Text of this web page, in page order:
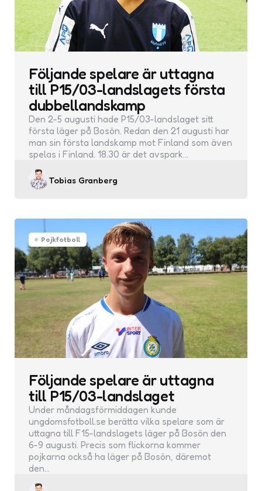
Följande spelare är uttagna
till P15/03-landslagets första
dubbellandskamp
Den 2-5 augusti hade P15/03-landslaget sitt
första läger på Bosön. Redan den 21 augusti har
man sin första landskamp mot Finland som även
spelas i Finland. 18.30 är det avspark…
Posted
Tobias Granberg
Pojkfotboll
Följande spelare är uttagna
till P15/03-landslaget
Under måndagsförmiddagen kunde
ungdomsfotboll.se berätta vilka spelare som är
uttagna till F15-landslagets läger på Bosön den
6-9 augusti. Precis som flickorna kommer
pojkarna också ha läger på Bosön, däremot
den…